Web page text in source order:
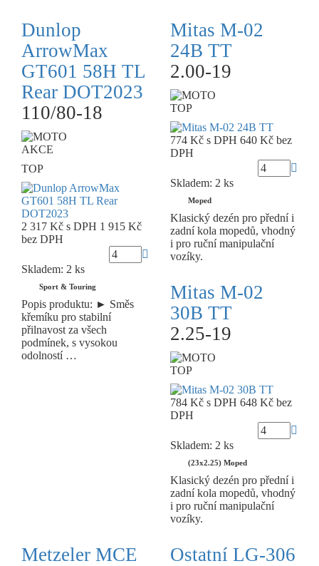
Dunlop
ArrowMax
GT601 58H TL
Rear DOT2023
110/80-18
AKCE
TOP
2 317 Kč s DPH 1 915 Kč
bez DPH
Skladem: 2 ks
Sport & Touring
Popis produktu: ► Směs
křemíku pro stabilní
přilnavost za všech
podmínek, s vysokou
odolností …
Mitas M-02
24B TT
2.00-19
TOP
774 Kč s DPH 640 Kč bez
DPH
Skladem: 2 ks
Moped
Klasický dezén pro přední i
zadní kola mopedů, vhodný
i pro ruční manipulační
vozíky.
Mitas M-02
30B TT
2.25-19
TOP
784 Kč s DPH 648 Kč bez
DPH
Skladem: 2 ks
(23x2.25) Moped
Klasický dezén pro přední i
zadní kola mopedů, vhodný
i pro ruční manipulační
vozíky.
Metzeler MCE
Ostatní LG-306